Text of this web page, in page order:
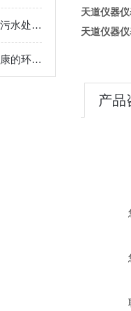
污水处理人防染毒监测仪的污水处理常规化验操作
空气质量检测仪守护呼吸健康的环境哨兵
天道仪器
天道仪器
产品